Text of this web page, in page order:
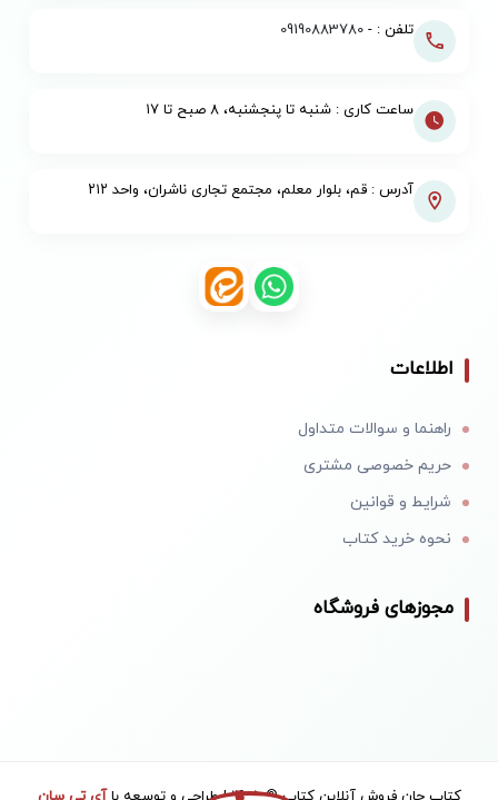
تلفن : -09190883780
ساعت کاری : شنبه تا پنجشنبه، ۸ صبح تا ۱۷
آدرس : قم، بلوار معلم، مجتمع تجاری ناشران، واحد ۲۱۲
اطلاعات
راهنما و سوالات متداول
حریم خصوصی مشتری
شرایط و قوانین
نحوه خرید کتاب
مجوزهای فروشگاه